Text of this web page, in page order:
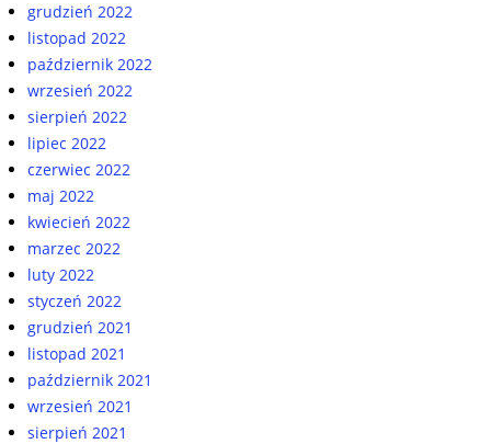
grudzień 2022
listopad 2022
październik 2022
wrzesień 2022
sierpień 2022
lipiec 2022
czerwiec 2022
maj 2022
kwiecień 2022
marzec 2022
luty 2022
styczeń 2022
grudzień 2021
listopad 2021
październik 2021
wrzesień 2021
sierpień 2021